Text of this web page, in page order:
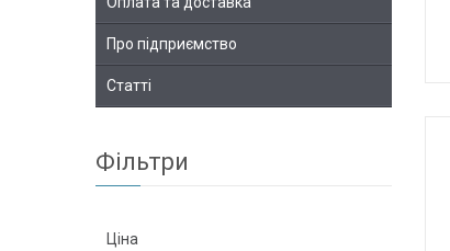
Про підприємство
Статті
Фільтри
Ціна